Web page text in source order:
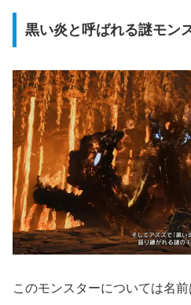
黒い炎と呼ばれる謎モン
このモンスターについては名